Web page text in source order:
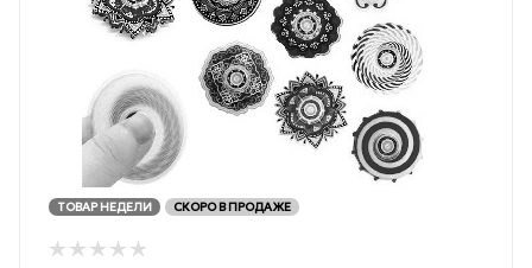
ТОВАР НЕДЕЛИ СКОРО В ПРОДАЖЕ